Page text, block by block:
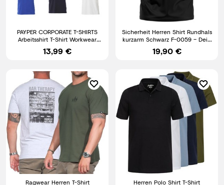
PAYPER CORPORATE T-SHIRTS
Arbeitsshirt T-Shirt Workwear
Herrenshirt Herren
13,99 €
Sicherheit Herren Shirt Rundhals
kurzarm Schwarz F-0059 – Dein
Profi-Look
19,90 €
Ragwear Herren T-Shirt Herren Polo Shirt T-Shirt